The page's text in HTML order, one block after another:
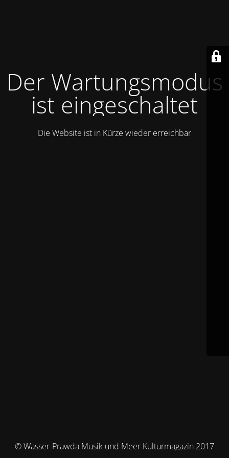
Der Wartungsmodus
ist eingeschaltet
Die Website ist in Kürze wieder erreichbar
© Wasser-Prawda Musik und Meer Kulturmagazin 2017